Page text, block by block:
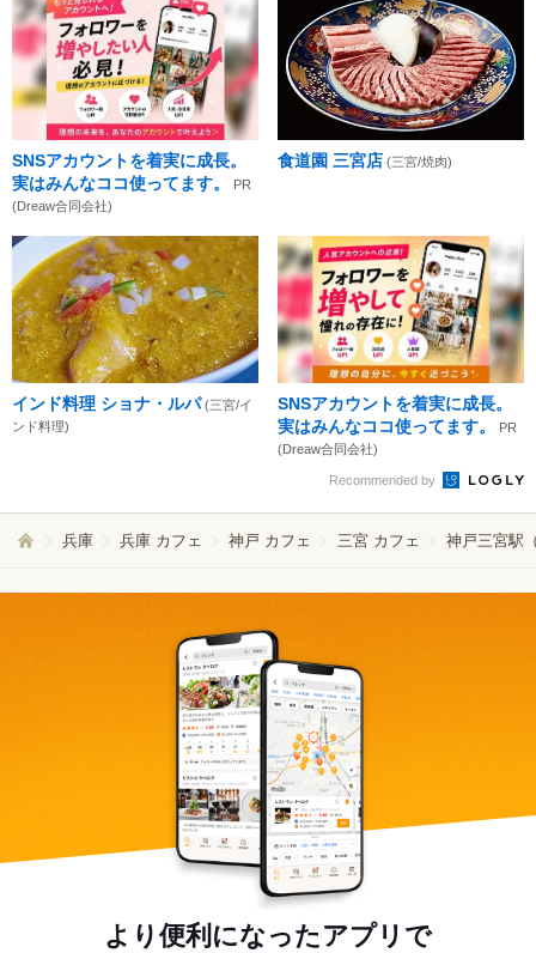
SNSアカウントを着実に成長。
実はみんなココ使ってます。
PR
(Dreaw合同会社)
食道園 三宮店 (三宮/焼肉)
インド料理 ショナ・ルパ (三宮/イ
ンド料理)
SNSアカウントを着実に成長。
実はみんなココ使ってます。
PR
(Dreaw合同会社)
Recommended by
兵庫 兵庫 カフェ 神戸 カフェ 三宮 カフェ 神戸三宮駅
より便利になったアプリで